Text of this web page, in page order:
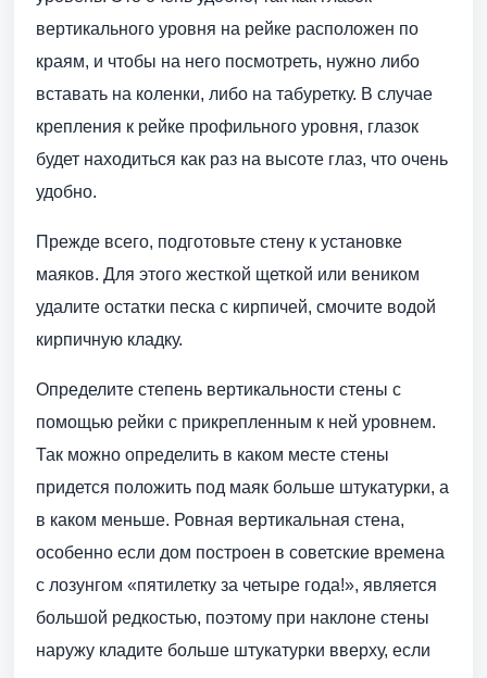
вертикального уровня на рейке расположен по
краям, и чтобы на него посмотреть, нужно либо
вставать на коленки, либо на табуретку. В случае
крепления к рейке профильного уровня, глазок
будет находиться как раз на высоте глаз, что очень
удобно.
Прежде всего, подготовьте стену к установке
маяков. Для этого жесткой щеткой или веником
удалите остатки песка с кирпичей, смочите водой
кирпичную кладку.
Определите степень вертикальности стены с
помощью рейки с прикрепленным к ней уровнем.
Так можно определить в каком месте стены
придется положить под маяк больше штукатурки, а
в каком меньше. Ровная вертикальная стена,
особенно если дом построен в советские времена
с лозунгом «пятилетку за четыре года!», является
большой редкостью, поэтому при наклоне стены
наружу кладите больше штукатурки вверху, если